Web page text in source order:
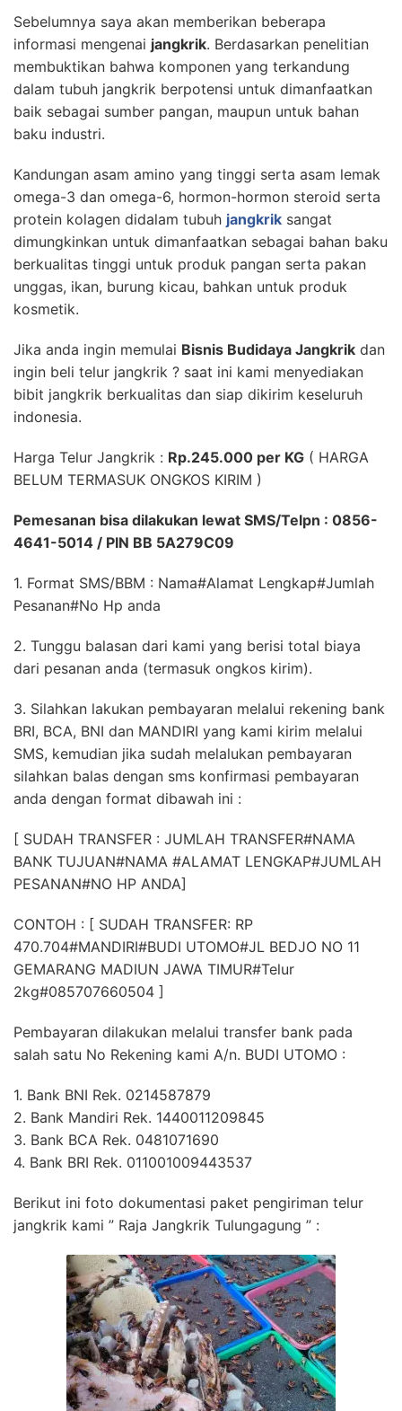
Sebelumnya saya akan memberikan beberapa
informasi mengenai jangkrik. Berdasarkan penelitian
membuktikan bahwa komponen yang terkandung
dalam tubuh jangkrik berpotensi untuk dimanfaatkan
baik sebagai sumber pangan, maupun untuk bahan
baku industri.
Kandungan asam amino yang tinggi serta asam lemak
omega-3 dan omega-6, hormon-hormon steroid serta
protein kolagen didalam tubuh jangkrik sangat
dimungkinkan untuk dimanfaatkan sebagai bahan baku
berkualitas tinggi untuk produk pangan serta pakan
unggas, ikan, burung kicau, bahkan untuk produk
kosmetik.
Jika anda ingin memulai Bisnis Budidaya Jangkrik dan
ingin beli telur jangkrik ? saat ini kami menyediakan
bibit jangkrik berkualitas dan siap dikirim keseluruh
indonesia.
Harga Telur Jangkrik : Rp.245.000 per KG ( HARGA
BELUM TERMASUK ONGKOS KIRIM )
Pemesanan bisa dilakukan lewat SMS/Telpn : 0856-
4641-5014 / PIN BB 5A279C09
1. Format SMS/BBM : Nama#Alamat Lengkap#Jumlah
Pesanan#No Hp anda
2. Tunggu balasan dari kami yang berisi total biaya
dari pesanan anda (termasuk ongkos kirim).
3. Silahkan lakukan pembayaran melalui rekening bank
BRI, BCA, BNI dan MANDIRI yang kami kirim melalui
SMS, kemudian jika sudah melalukan pembayaran
silahkan balas dengan sms konfirmasi pembayaran
anda dengan format dibawah ini :
[ SUDAH TRANSFER : JUMLAH TRANSFER#NAMA
BANK TUJUAN#NAMA #ALAMAT LENGKAP#JUMLAH
PESANAN#NO HP ANDA]
CONTOH : [ SUDAH TRANSFER: RP
470.704#MANDIRI#BUDI UTOMO#JL BEDJO NO 11
GEMARANG MADIUN JAWA TIMUR#Telur
2kg#085707660504 ]
Pembayaran dilakukan melalui transfer bank pada
salah satu No Rekening kami A/n. BUDI UTOMO :
1. Bank BNI Rek. 0214587879
2. Bank Mandiri Rek. 1440011209845
3. Bank BCA Rek. 0481071690
4. Bank BRI Rek. 011001009443537
Berikut ini foto dokumentasi paket pengiriman telur
jangkrik kami ” Raja Jangkrik Tulungagung ” :